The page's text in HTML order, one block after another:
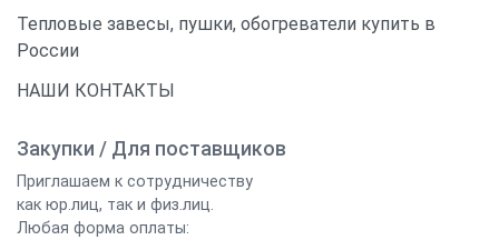
Тепловые завесы, пушки, обогреватели купить в
России
НАШИ КОНТАКТЫ
Закупки / Для поставщиков
Приглашаем к сотрудничеству
как юр.лиц, так и физ.лиц.
Любая форма оплаты: